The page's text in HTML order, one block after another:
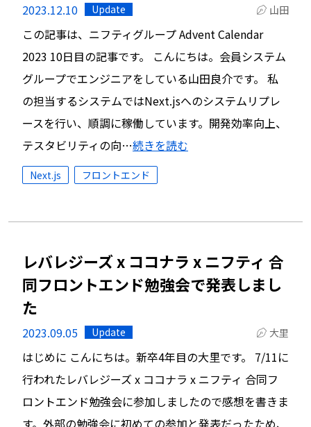
2023.12.10 Update 山田
この記事は、ニフティグループ Advent Calendar
2023 10日目の記事です。 こんにちは。会員システム
グループでエンジニアをしている山田良介です。 私
の担当するシステムではNext.jsへのシステムリプレ
ースを行い、順調に稼働しています。開発効率向上、
テスタビリティの向…続きを読む
Next.js フロントエンド
レバレジーズ x ココナラ x ニフティ 合
同フロントエンド勉強会で発表しまし
た
2023.09.05 Update 大里
はじめに こんにちは。新卒4年目の大里です。 7/11に
行われたレバレジーズ x ココナラ x ニフティ 合同フ
ロントエンド勉強会に参加しましたので感想を書きま
す。外部の勉強会に初めての参加と発表だったため、